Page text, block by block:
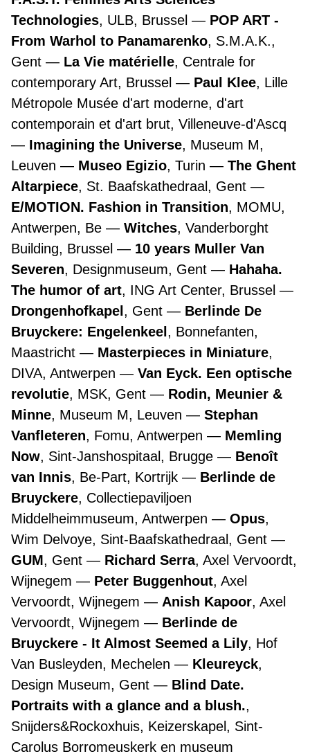
Technologies, ULB, Brussel
POP ART -
From Warhol to Panamarenko, S.M.A.K.,
Gent
La Vie matérielle, Centrale for
contemporary Art, Brussel
Paul Klee, Lille
Métropole Musée d'art moderne, d'art
contemporain et d'art brut, Villeneuve-d'Ascq
Imagining the Universe, Museum M,
Leuven
Museo Egizio, Turin
The Ghent
Altarpiece, St. Baafskathedraal, Gent
E/MOTION. Fashion in Transition, MOMU,
Antwerpen, Be
Witches, Vanderborght
Building, Brussel
10 years Muller Van
Severen, Designmuseum, Gent
Hahaha.
The humor of art, ING Art Center, Brussel
Drongenhofkapel , Gent
Berlinde De
Bruyckere: Engelenkeel , Bonnefanten,
Maastricht
Masterpieces in Miniature,
DIVA, Antwerpen
Van Eyck. Een optische
revolutie, MSK, Gent
Rodin, Meunier &
Minne, Museum M, Leuven
Stephan
Vanfleteren, Fomu, Antwerpen
Memling
Now, Sint-Janshospitaal, Brugge
Benoît
van Innis, Be-Part, Kortrijk
Berlinde de
Bruyckere, Collectiepaviljoen
Middelheimmuseum, Antwerpen
Opus,
Wim Delvoye, Sint-Baafskathedraal, Gent
GUM, Gent Richard Serra, Axel Vervoordt,
Wijnegem
Peter Buggenhout, Axel
Vervoordt, Wijnegem
Anish Kapoor, Axel
Vervoordt, Wijnegem
Berlinde de
Bruyckere - It Almost Seemed a Lily, Hof
Van Busleyden, Mechelen
Kleureyck,
Design Museum, Gent
Blind Date.
Portraits with a glance and a blush.,
Snijders&Rockoxhuis, Keizerskapel, Sint-
Carolus Borromeuskerk en museum